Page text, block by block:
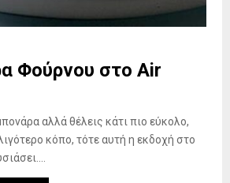
Φούρνου στο Air
αλλά θέλεις κάτι πιο εύκολο,
κόπο, τότε αυτή η εκδοχή στο